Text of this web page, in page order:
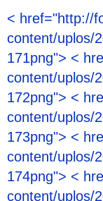
< href="http://
content/uplos/
171png"> <
content/uplos/
172png"> <
content/uplos/
173png"> <
content/uplos/
174png"> <
content/uplos/